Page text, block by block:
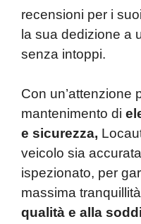
recensioni per i
la sua dedizione a
senza intoppi.
Con un’attenzione
mantenimento di
e sicurezza,
veicolo sia
ispezionato, per
massima
qualità e alla